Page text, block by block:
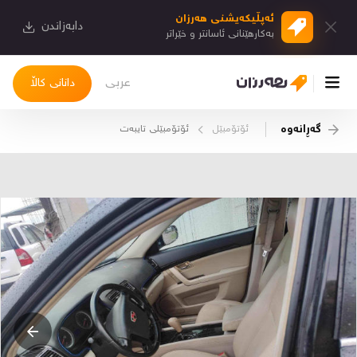
ئەپڵیكەیشنی هەرزان
بەكارهێنانی ئاسانتر و خێراتر دابەزاندن
دانانی کاڵا عربی
کاڵاکانم
دیاریکراوەکانم
دوا بینراوەکان
چات
گەڕانەوە ئۆتۆمبێل ئۆتۆمبێلی تایبه‌ت